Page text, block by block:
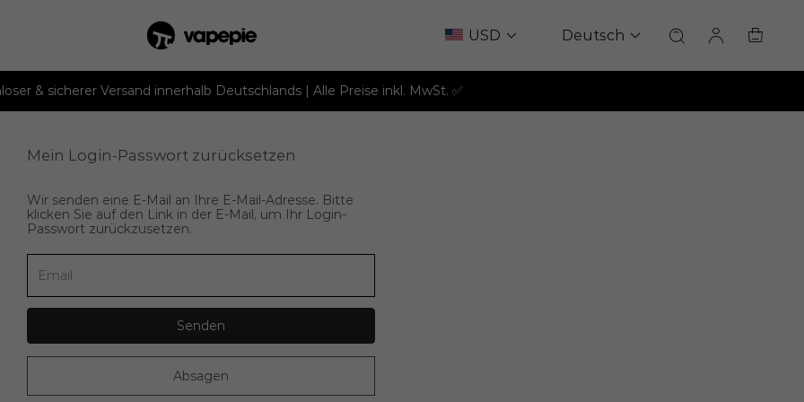
USD Deutsch
& sicherer Versand innerhalb Deutschlands | Alle Preise inkl. MwSt. ✅
Mein Login-Passwort zurücksetzen
Wir senden eine E-Mail an Ihre E-Mail-Adresse. Bitte
klicken Sie auf den Link in der E-Mail, um Ihr Login-
Passwort zurückzusetzen.
Senden
Absagen